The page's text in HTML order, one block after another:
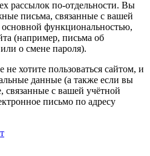
рассылок по-отдельности. Вы
письма, связанные с вашей
функциональностью,
(например, письма об
о смене пароля).
хотите пользоваться сайтом, и
данные (а также если вы
связанные с вашей учётной
письмо по адресу